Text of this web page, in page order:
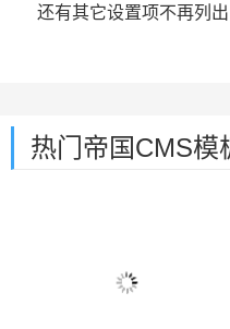
还有其它设置项不再列出
热门帝国CMS模